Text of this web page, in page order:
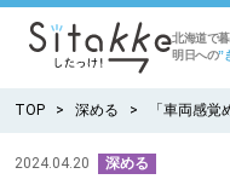
北海道で
明日への”
TOP 深める 「車両感
2024.04.20 深める